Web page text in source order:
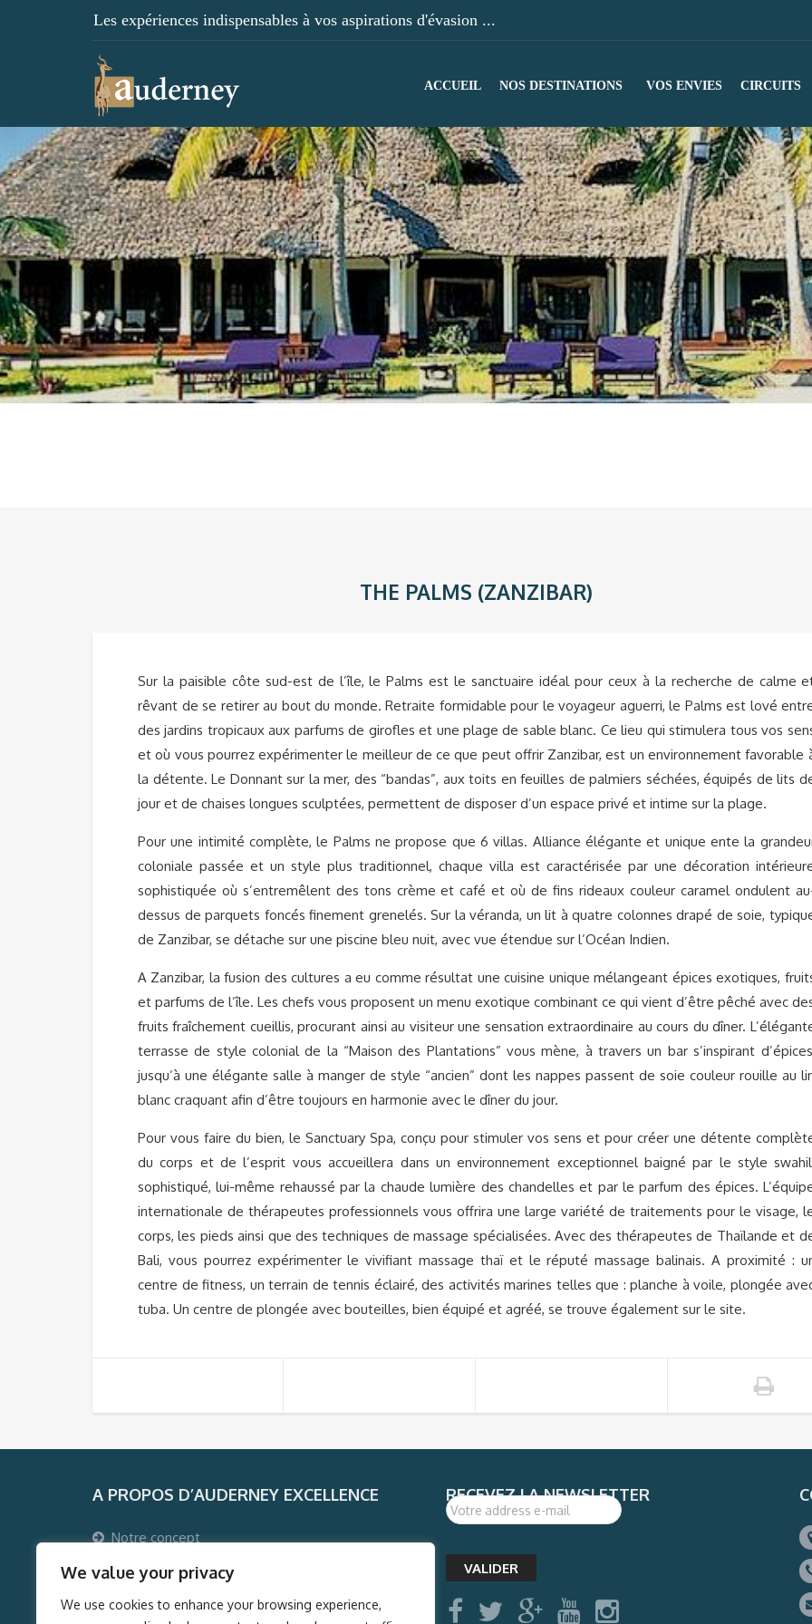
We value your privacy
We use cookies to enhance your browsing experience,
Les expériences indispensables à vos aspirations d'évasion ...
ACCUEIL NOS DESTINATIONS VOS ENVIES CIRCUITS
THE PALMS (ZANZIBAR)
Sur la paisible côte sud-est de l’île, le Palms est le sanctuaire idéal pour ceux à la recherche de calme
rêvant de se retirer au bout du monde. Retraite formidable pour le voyageur aguerri, le Palms est lové
des jardins tropicaux aux parfums de girofles et une plage de sable blanc. Ce lieu qui stimulera tous vos
et où vous pourrez expérimenter le meilleur de ce que peut offrir Zanzibar, est un environnement favorable
la détente. Le Donnant sur la mer, des “bandas”, aux toits en feuilles de palmiers séchées, équipés de lits
jour et de chaises longues sculptées, permettent de disposer d’un espace privé et intime sur la plage.
Pour une intimité complète, le Palms ne propose que 6 villas. Alliance élégante et unique ente la
coloniale passée et un style plus traditionnel, chaque villa est caractérisée par une décoration
sophistiquée où s’entremêlent des tons crème et café et où de fins rideaux couleur caramel ondulent
dessus de parquets foncés finement grenelés. Sur la véranda, un lit à quatre colonnes drapé de soie,
de Zanzibar, se détache sur une piscine bleu nuit, avec vue étendue sur l’Océan Indien.
A Zanzibar, la fusion des cultures a eu comme résultat une cuisine unique mélangeant épices exotiques,
et parfums de l’île. Les chefs vous proposent un menu exotique combinant ce qui vient d’être pêché avec
fruits fraîchement cueillis, procurant ainsi au visiteur une sensation extraordinaire au cours du dîner.
terrasse de style colonial de la “Maison des Plantations” vous mène, à travers un bar s’inspirant
jusqu’à une élégante salle à manger de style “ancien” dont les nappes passent de soie couleur rouille au
blanc craquant afin d’être toujours en harmonie avec le dîner du jour.
Pour vous faire du bien, le Sanctuary Spa, conçu pour stimuler vos sens et pour créer une détente
du corps et de l’esprit vous accueillera dans un environnement exceptionnel baigné par le style
sophistiqué, lui-même rehaussé par la chaude lumière des chandelles et par le parfum des épices.
internationale de thérapeutes professionnels vous offrira une large variété de traitements pour le visage,
corps, les pieds ainsi que des techniques de massage spécialisées. Avec des thérapeutes de Thaïlande et
Bali, vous pourrez expérimenter le vivifiant massage thaï et le réputé massage balinais. A proximité :
centre de fitness, un terrain de tennis éclairé, des activités marines telles que : planche à voile, plongée
tuba. Un centre de plongée avec bouteilles, bien équipé et agréé, se trouve également sur le site.
A PROPOS D’AUDERNEY EXCELLENCE
Notre concept
Pourquoi voyager avec Auderney Excellence ?
Qui sommes-nous ?
Auderney Excellence Events
RECEVEZ LA NEWSLETTER